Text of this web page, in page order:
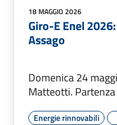
18 MAGGIO 2026
Giro-E Enel
Assago
Domenica 24
Matteotti.
Energie rinnovabili